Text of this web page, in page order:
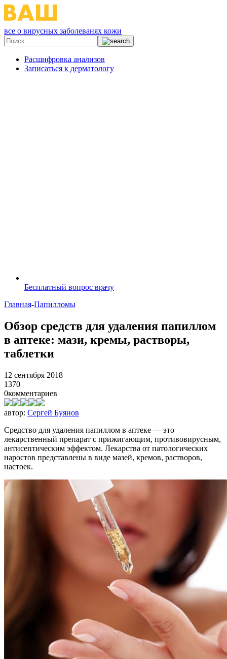
все о вирусных заболеванях кожи
Расшифровка анализов
Записаться к дерматологу
Бесплатный вопрос врачу
Главная-Папилломы
Обзор средств для удаления папиллом
в аптеке: мази, кремы, растворы,
таблетки
12 сентября 2018
1370
0комментариев
автор: Сергей Буянов
Средство для удаления папиллом в аптеке — это
лекарственный препарат с прижигающим, противовирусным,
антисептическим эффектом. Лекарства от патологических
наростов представлены в виде мазей, кремов, растворов,
настоек.